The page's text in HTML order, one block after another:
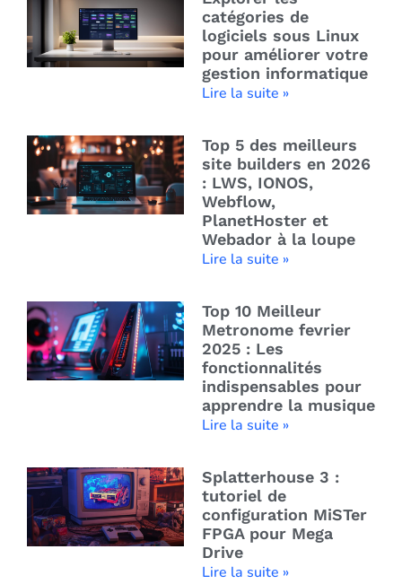
catégories de
logiciels sous Linux
pour améliorer votre
gestion informatique
Lire la suite »
Top 5 des meilleurs
site builders en 2026
: LWS, IONOS,
Webflow,
PlanetHoster et
Webador à la loupe
Lire la suite »
Top 10 Meilleur
Metronome fevrier
2025 : Les
fonctionnalités
indispensables pour
apprendre la musique
Lire la suite »
Splatterhouse 3 :
tutoriel de
configuration MiSTer
FPGA pour Mega
Drive
Lire la suite »